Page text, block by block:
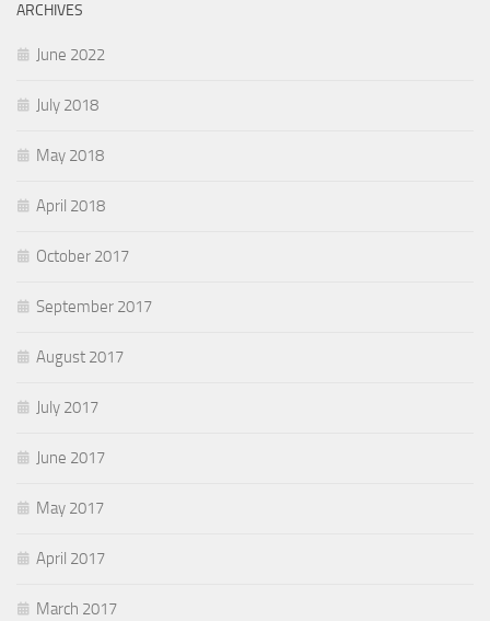
ARCHIVES
June 2022
July 2018
May 2018
April 2018
October 2017
September 2017
August 2017
July 2017
June 2017
May 2017
April 2017
March 2017